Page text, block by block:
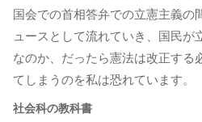
国会での首相答弁での立憲主義の
ュースとして流れていき、国民が
なのか、だったら憲法は改正する
てしまうのを私は恐れています。
社会科の教科書